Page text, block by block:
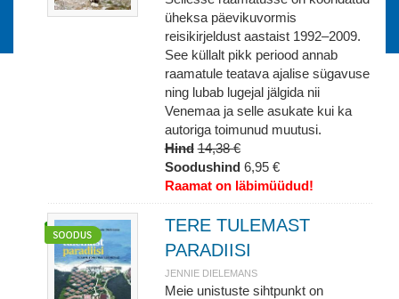
üheksa päevikuvormis
reisikirjeldust aastaist 1992–2009.
See küllalt pikk periood annab
raamatule teatava ajalise sügavuse
ning lubab lugejal jälgida nii
Venemaa ja selle asukate kui ka
autoriga toimunud muutusi.
Hind 14,38 €
Soodushind 6,95 €
Raamat on läbimüüdud!
TERE TULEMAST
PARADIISI
JENNIE DIELEMANS
Meie unistuste sihtpunkt on